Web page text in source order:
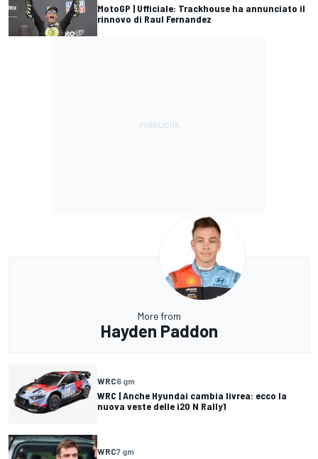
MotoGP | Ufficiale: Trackhouse ha annunciato il
rinnovo di Raul Fernandez
More from
Hayden Paddon
WRC6 gm
WRC | Anche Hyundai cambia livrea: ecco la
nuova veste delle i20 N Rally1
WRC7 gm